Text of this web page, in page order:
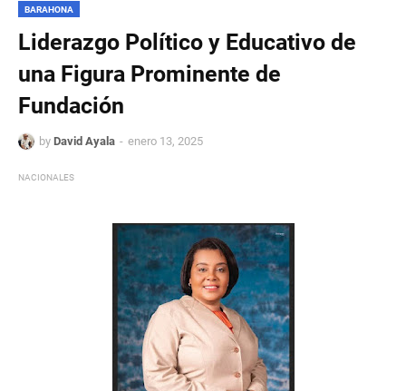
BARAHONA
Liderazgo Político y Educativo de
una Figura Prominente de
Fundación
by David Ayala enero 13, 2025
NACIONALES